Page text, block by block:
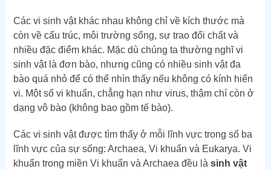
Các vi sinh vật khác nhau không chỉ về kích thước mà
còn về cấu trúc, môi trường sống, sự trao đổi chất và
nhiều đặc điểm khác. Mặc dù chúng ta thường nghĩ vi
sinh vật là đơn bào, nhưng cũng có nhiều sinh vật đa
bào quá nhỏ để có thể nhìn thấy nếu không có kính hiển
vi. Một số vi khuẩn, chẳng hạn như virus, thậm chí còn ở
dạng vô bào (không bao gồm tế bào).
Các vi sinh vật được tìm thấy ở mỗi lĩnh vực trong số ba
lĩnh vực của sự sống: Archaea, Vi khuẩn và Eukarya. Vi
khuẩn trong miền Vi khuẩn và Archaea đều là sinh vật